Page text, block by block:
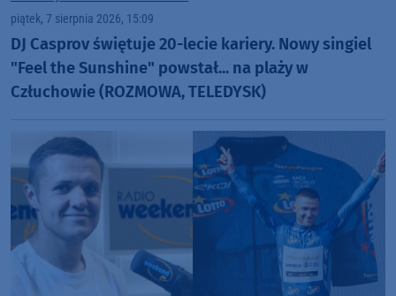
piątek, 7 sierpnia 2026, 15:09
DJ Casprov świętuje 20-lecie kariery. Nowy singiel
"Feel the Sunshine" powstał... na plaży w
Człuchowie (ROZMOWA, TELEDYSK)